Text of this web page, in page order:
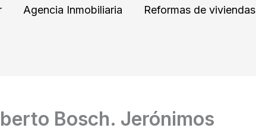
Agencia Inmobiliaria Reformas de viviendas
Bosch. Jerónimos